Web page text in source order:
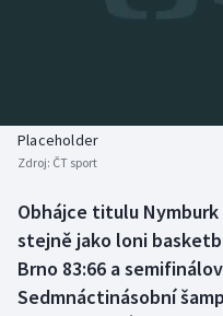
Biatlon
Box
Curling
Aplikace ČT sport
Placeholder
Zdroj: ČT sport
Obhájce titulu
stejně jako loni
Brno 83:66 a
Sedmnáctinásobní